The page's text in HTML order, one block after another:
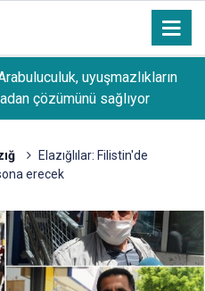
uyuşmazlıkların
çözümünü sağlıyor
Elazığlılar: Filistin'de
erecek